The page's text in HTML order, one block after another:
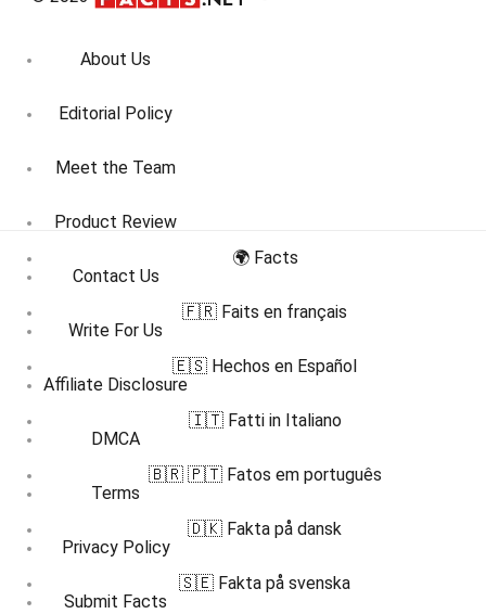
About Us
Editorial Policy
Meet the Team
Product Review
Contact Us
Write For Us
Affiliate Disclosure
DMCA
Terms
Privacy Policy
Submit Facts
🌍 Facts
🇫🇷 Faits en français
🇪🇸 Hechos en Español
🇮🇹 Fatti in Italiano
🇧🇷 🇵🇹 Fatos em português
🇩🇰 Fakta på dansk
🇸🇪 Fakta på svenska